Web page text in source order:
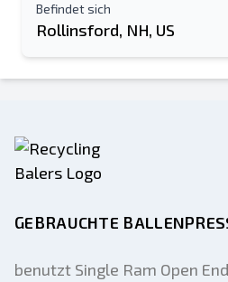
Handy, Mobiltelefon
Befindet sich
Rollinsford, NH, US
Senden
GEBRAUCHTE
benutzt Single Ram Open